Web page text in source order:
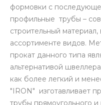
формовки с
профильные трубы –
строительный
ассортименте видов.
прокат данного типа
альтернативой
как более легкий и
"IRON" изготавливает
трубы прямоугольного